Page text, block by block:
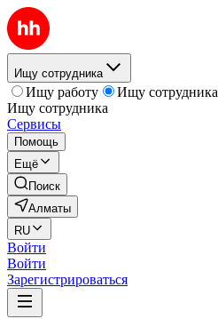
Ищу сотрудника
Ищу работу
Ищу сотрудника
Ищу сотрудника
Сервисы
Помощь
Ещё
Поиск
Алматы
RU
Войти
Войти
Зарегистрироваться